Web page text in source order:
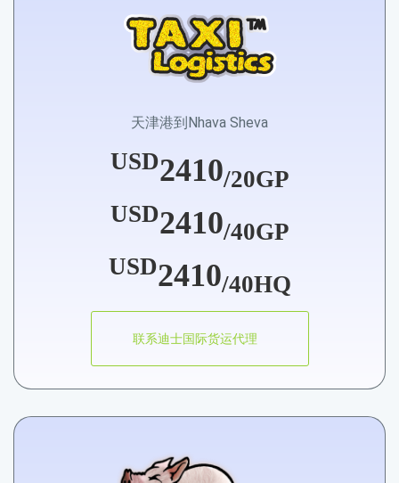
天津港到Nhava Sheva
USD2410/20GP
USD2410/40GP
USD2410/40HQ
联系迪士国际货运代理